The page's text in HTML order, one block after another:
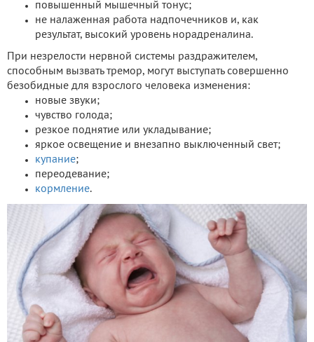
повышенный мышечный тонус;
не налаженная работа надпочечников и, как
результат, высокий уровень норадреналина.
При незрелости нервной системы раздражителем,
способным вызвать тремор, могут выступать совершенно
безобидные для взрослого человека изменения:
новые звуки;
чувство голода;
резкое поднятие или укладывание;
яркое освещение и внезапно выключенный свет;
купание;
переодевание;
кормление.